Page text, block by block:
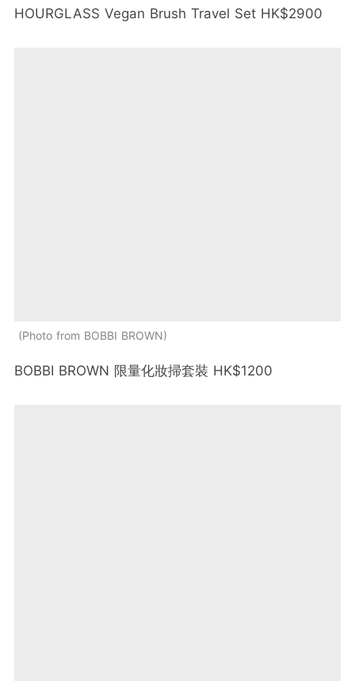
HOURGLASS Vegan Brush Travel Set HK$2900
Photo from BOBBI BROWN
BOBBI BROWN 限量化妝掃套裝 HK$1200